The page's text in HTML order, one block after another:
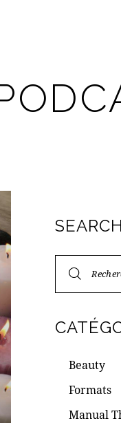
SEARCH
Beauty
Formats
Manual